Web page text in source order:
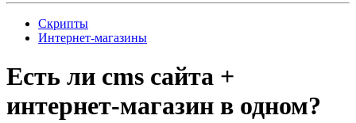
Скрипты
Интернет-магазины
Есть ли cms сайта +
интернет-магазин в одном?